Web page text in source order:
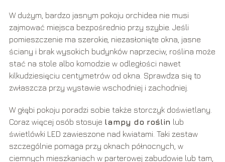
W dużym, bardzo jasnym pokoju orchidea nie musi
zajmować miejsca bezpośrednio przy szybie. Jeśli
pomieszczenie ma szerokie, niezasłonięte okna, jasne
ściany i brak wysokich budynków naprzeciw, roślina może
stać na stole albo komodzie w odległości nawet
kilkudziesięciu centymetrów od okna. Sprawdza się to
zwłaszcza przy wystawie wschodniej i zachodniej.
W głębi pokoju poradzi sobie także storczyk doświetlany.
Coraz więcej osób stosuje lampy do roślin lub
świetlówki LED zawieszone nad kwiatami. Taki zestaw
szczególnie pomaga przy oknach północnych, w
ciemnych mieszkaniach w parterowej zabudowie lub tam,